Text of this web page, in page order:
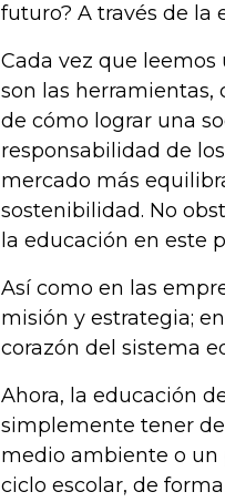
futuro? A través de la
Cada vez que
son las herramientas,
de cómo lograr una
responsabilidad de
mercado más
sostenibilidad. No
la educación en este
Así como en las
misión y estrategia;
corazón del sistema
Ahora, la educación
simplemente tener
medio ambiente o un
ciclo escolar, de